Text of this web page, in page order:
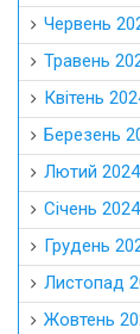
Червень
Травень
Квітень
Березень
Лютий 2024
Січень 2024
Грудень
Листопад
Жовтень